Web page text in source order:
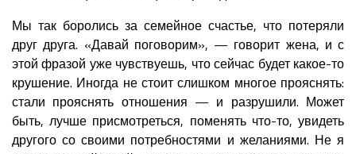
Мы так боролись за семейное счастье, что потеряли
друг друга. «Давай поговорим», — говорит жена, и с
этой фразой уже чувствуешь, что сейчас будет какое-то
крушение. Иногда не стоит слишком многое прояснять:
стали прояснять отношения — и разрушили. Может
быть, лучше присмотреться, поменять что-то, увидеть
другого со своими потребностями и желаниями. Не я